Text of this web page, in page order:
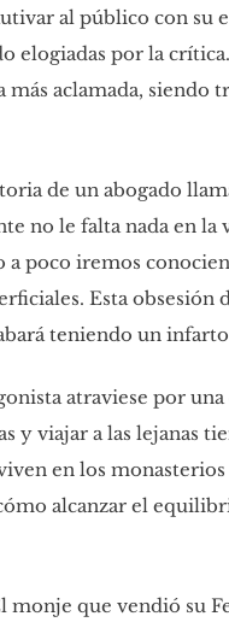
al público con su
elogiadas por la
aclamada, siendo
de un abogado
no le falta nada en la
poco iremos
Esta obsesión
teniendo un
atraviese por
y viajar a las lejanas
en los
alcanzar el
monje que vendió su